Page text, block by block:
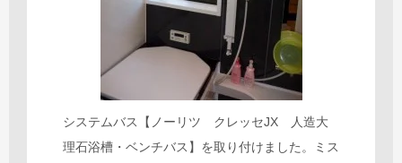
システムバス【ノーリツ クレッセJX 人造大
理石浴槽・ベンチバス】を取り付けました。ミス